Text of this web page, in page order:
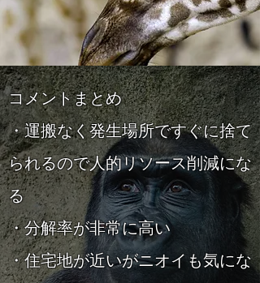
コメントまとめ
・運搬なく発生場所ですぐに捨て
られるので人的リソース削減にな
る
・分解率が非常に高い
・住宅地が近いがニオイも気にな